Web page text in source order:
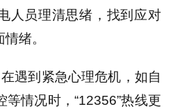
人员理清思绪，找到应对
绪。
遇到紧急心理危机，如自
情况时，“12356”热线更